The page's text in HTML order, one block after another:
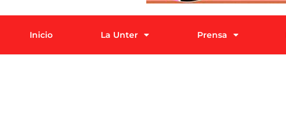
Inicio La Unter Prensa